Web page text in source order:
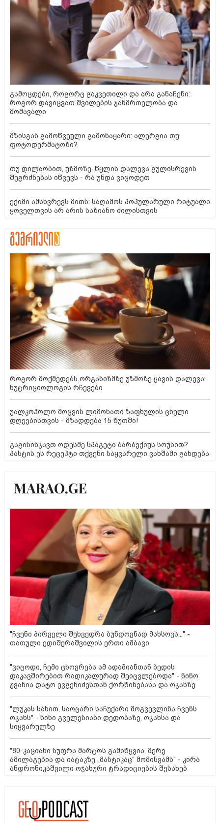
გამოცდები, როგორც გაკვეთილი და არა განაჩენი:
როგორ დავიცვათ შვილების ჯანმრთელობა და
მომავალი
მზისგან გამოწვეული გამონაყარი: ალერგია თუ
ფოტოდერმატოზი?
თუ დილაობით, უზმოზე, წყლის დალევა გულისრევის
შეგრძნებას იწვევს - რა უნდა ვიცოდეთ
ექიმი ამსხვრევს მითს: საღამოს პოპულარული რიტუალი
ყოველთვის არ არის საზიანო ძილისთვის
როგორ მოქმედებს ორგანიზმზე უზმოზე ყავის დალევა:
ნუტრიციოლოგის რჩევები
უალკოჰოლო მოცვის ლიმონათი ზაფხულის ცხელი
დღეებისთვის - მზადდება 15 წუთში!
გაგისინჯავთ ოდესმე სპაგეტი ბარბექიუს სოუსით?
პასტის ეს რეცეპტი თქვენი საყვარელი ვახშამი გახდება
"ჩვენი პირველი შეხვედრა ბუნდოვნად მახსოვს..." -
თათული ედიშერაშვილის ერთი ამბავი
"ვიცოდი, ჩემი ცხოვრება ამ ადამიანთან ბედის
დაკავშირებით რადიკალურად შეიცვლებოდა" - ნინო
ჟვანია დატო ევგენიძესთან ქორწინებასა და ოჯახზე
"ლუკას სახით, საოცარი საჩუქარი მოგვევლინა ჩვენს
ოჯახს" - ნინი გველესიანი დედობაზე, ოჯახსა და
სიყვარულზე
"80-კაციანი სუფრა მარტოს გამიწყვია, მერე
ამილაგებია და იატაკზე „მასტიკაც“ მომისვამს" - კირა
ანდრონიკაშვილი ოჯახური ტრადიციების შესახებ